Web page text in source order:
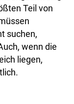
Teil von
suchen,
wenn die
liegen,